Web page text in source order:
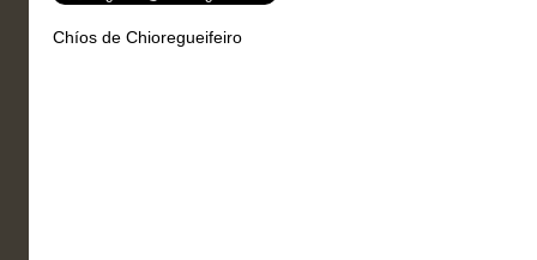
Chíos de Chioregueifeiro